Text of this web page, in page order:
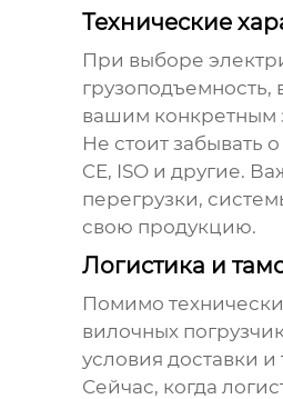
Технические
При выборе
грузоподъемность,
вашим конкретным
Не стоит забывать
CE, ISO и другие.
перегрузки,
свою продукцию.
Логистика и
Помимо
вилочных
условия доставки
Сейчас, когда